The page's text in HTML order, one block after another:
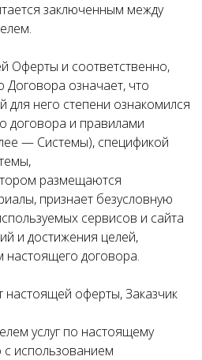
заключенным между
Оферты и соответственно,
означает, что
для него степени ознакомился
договора и правилами
— Системы), спецификой
размещаются
признает безусловную
сервисов и сайта
и достижения целей,
договора.
настоящей оферты, Заказчик
услуг по настоящему
с использованием